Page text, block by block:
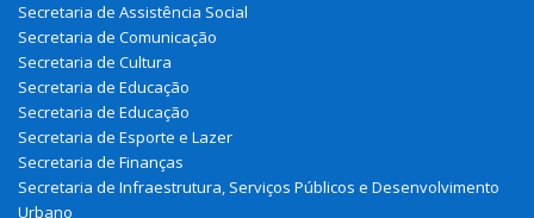
Secretaria de Assistência Social
Secretaria de Comunicação
Secretaria de Cultura
Secretaria de Educação
Secretaria de Educação
Secretaria de Esporte e Lazer
Secretaria de Finanças
Secretaria de Infraestrutura, Serviços Públicos e Desenvolvimento
Urbano